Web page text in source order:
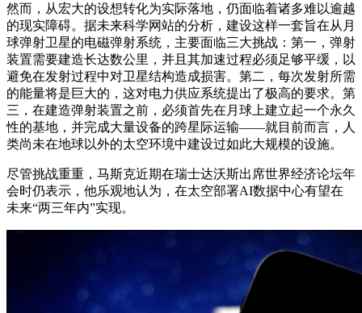
然而，从宏大的设想转化为实际落地，仍面临着诸多难以逾越
的现实障碍。据未来科学网站的分析，建设这样一套旨在从月
球弹射卫星的电磁弹射系统，主要面临三大挑战：第一，弹射
装置需要建造长达数公里，并且其加速过程必须足够平缓，以
避免在发射过程中对卫星结构造成损害。第二，每次发射所需
的能量将是巨大的，这对电力供应系统提出了极高的要求。第
三，在建造弹射装置之前，必须首先在月球上建立起一个永久
性的基地，并完成大量设备的跨星际运输——就目前而言，人
类尚未在地球以外的太空环境中建设过如此大规模的设施。
尽管挑战重重，马斯克近期在瑞士达沃斯出席世界经济论坛年
会时仍表示，他乐观地认为，在太空部署AI数据中心有望在
未来“两三年内”实现。